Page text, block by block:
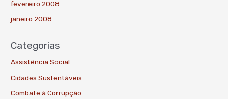
fevereiro 2008
janeiro 2008
Categorias
Assistência Social
Cidades Sustentáveis
Combate à Corrupção